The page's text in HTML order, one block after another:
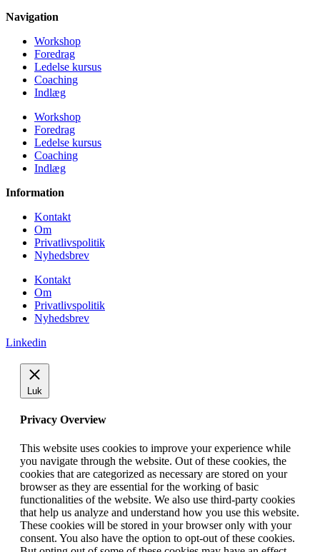
Navigation
Workshop
Foredrag
Ledelse kursus
Coaching
Indlæg
Workshop
Foredrag
Ledelse kursus
Coaching
Indlæg
Information
Kontakt
Om
Privatlivspolitik
Nyhedsbrev
Kontakt
Om
Privatlivspolitik
Nyhedsbrev
Linkedin
Luk
Privacy Overview
This website uses cookies to improve your experience while
you navigate through the website. Out of these cookies, the
cookies that are categorized as necessary are stored on your
browser as they are essential for the working of basic
functionalities of the website. We also use third-party cookies
that help us analyze and understand how you use this website.
These cookies will be stored in your browser only with your
consent. You also have the option to opt-out of these cookies.